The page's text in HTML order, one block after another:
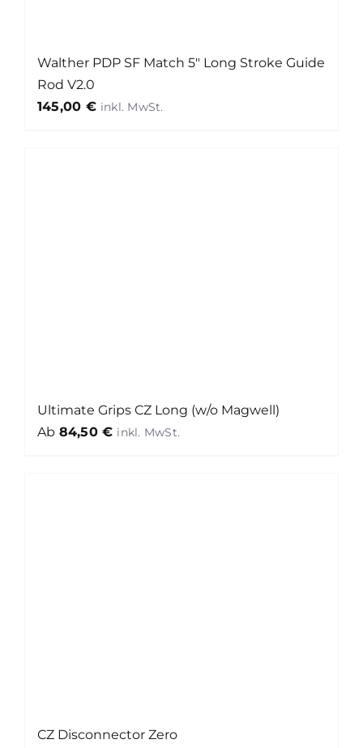
Walther PDP SF Match 5″ Long Stroke Guide
Rod V2.0
145,00 €
Ultimate Grips CZ Long (w/o Magwell)
Ab 84,50€
CZ Disconnector Zero